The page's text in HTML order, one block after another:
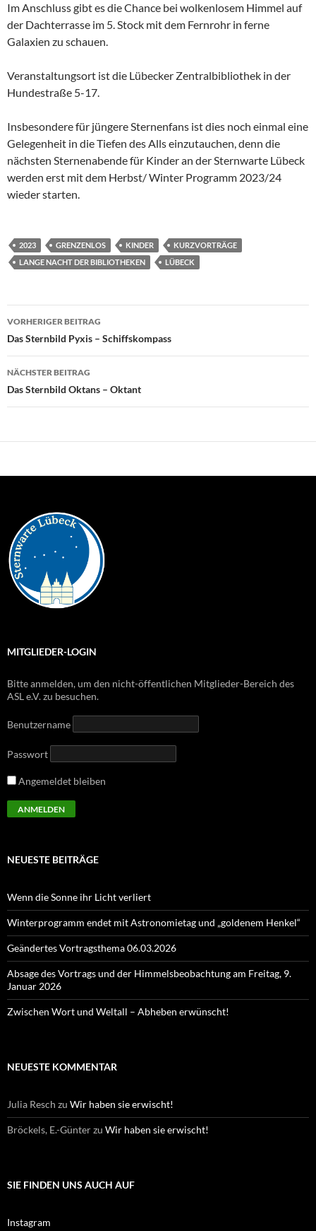
Im Anschluss gibt es die Chance bei wolkenlosem Himmel auf
der Dachterrasse im 5. Stock mit dem Fernrohr in ferne
Galaxien zu schauen.
Veranstaltungsort ist die Lübecker Zentralbibliothek in der
Hundestraße 5-17.
Insbesondere für jüngere Sternenfans ist dies noch einmal eine
Gelegenheit in die Tiefen des Alls einzutauchen, denn die
nächsten Sternenabende für Kinder an der Sternwarte Lübeck
werden erst mit dem Herbst/ Winter Programm 2023/24
wieder starten.
2023 GRENZENLOS KINDER
KURZVORTRÄGE
LANGE NACHT DER BIBLIOTHEKEN
LÜBECK
Beitragsnavigation
VORHERIGER BEITRAG
Das Sternbild Pyxis – Schiffskompass
NÄCHSTER BEITRAG
Das Sternbild Oktans – Oktant
MITGLIEDER-LOGIN
Bitte anmelden, um den nicht-öffentlichen Mitglieder-Bereich des
ASL e.V. zu besuchen.
Benutzername
Passwort
Angemeldet bleiben
NEUESTE BEITRÄGE
Wenn die Sonne ihr Licht verliert
Winterprogramm endet mit Astronomietag und „goldenem Henkel“
Geändertes Vortragsthema 06.03.2026
Absage des Vortrags und der Himmelsbeobachtung am Freitag, 9.
Januar 2026
Zwischen Wort und Weltall – Abheben erwünscht!
NEUESTE KOMMENTAR
Julia Resch zu Wir haben sie erwischt!
Bröckels, E.-Günterzu Wir haben sie erwischt!
SIE FINDEN UNS AUCH AUF
Instagram